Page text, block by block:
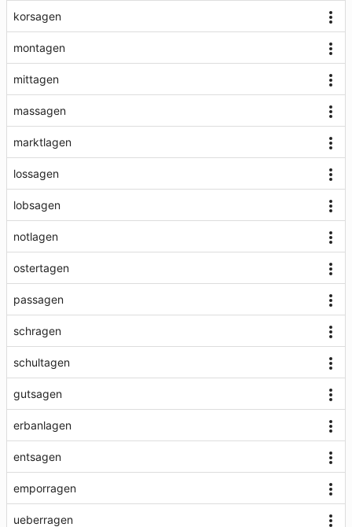
korsagen
montagen
mittagen
massagen
marktlagen
lossagen
lobsagen
notlagen
ostertagen
passagen
schragen
schultagen
gutsagen
erbanlagen
entsagen
emporragen
ueberragen